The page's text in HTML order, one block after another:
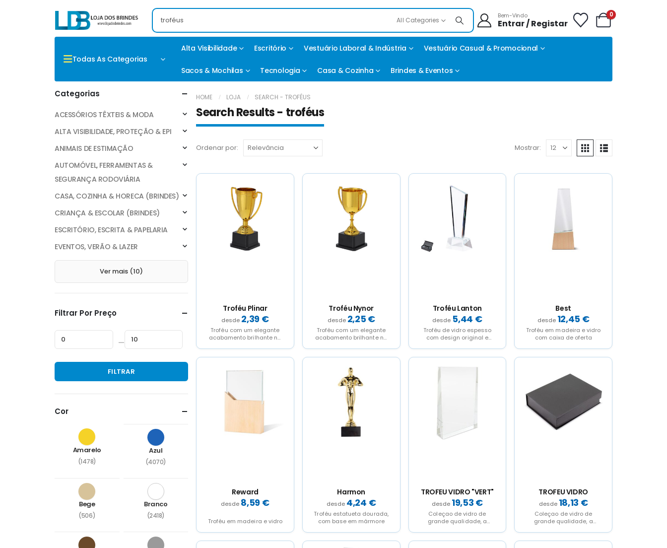
All Categories
Bem-Vindo
Entrar / Registar
0
Todas As Categorias
Alta Visibilidade Escritório Vestuário Laboral & Indústria Vestuário Casual & Promocional
Sacos & Mochilas Tecnologia Casa & Cozinha Brindes & Eventos
HOME LOJA SEARCH - TROFÉUS
Search Results - troféus
Ordenar por: Mostrar:
Troféu Plinar
2,39 €
Troféu com um elegante
acabamento brilhante na
Troféu Nynor
2,25€
Troféu com um elegante
acabamento brilhante na
Troféu Lanton
5,44 €
Troféu de vidro espesso
com design original e
para gravação a...
Best
12,45 €
Troféu em madeira e vidro
com caixa de oferta
Reward
8,59 €
Troféu em madeira e vidro
Harmon
4,24 €
Troféu estatueta dourada,
com base em mármore
TROFEU VIDRO "VERT"
19,53 €
Coleçao de vidro de
grande qualidade, a
ou comemoraçao.,...
TROFEU VIDRO
18,13 €
Coleçao de vidro de
grande qualidade, a
ou comemoraçao.,...
Categorias
ACESSÓRIOS TÊXTEIS & MODA
ALTA VISIBILIDADE, PROTEÇÃO & EPI
ANIMAIS DE ESTIMAÇÃO
AUTOMÓVEL, FERRAMENTAS &
SEGURANÇA RODOVIÁRIA
CASA, COZINHA & HORECA (BRINDES)
CRIANÇA & ESCOLAR (BRINDES)
ESCRITÓRIO, ESCRITA & PAPELARIA
EVENTOS, VERÃO & LAZER
Ver mais (10)
Filtrar Por Preço
Preço
Preço
—
FILTRAR
Cor
Amarelo
(1478)
Azul
(4070)
Bege
(506)
Branco
(2418)